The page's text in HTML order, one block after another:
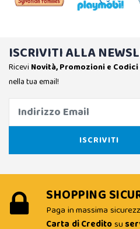
ISCRIVITI ALLA
Ricevi Novità, Promozioni e
nella tua email!
SHOPPING
Paga in massima
Carta di Creditosu